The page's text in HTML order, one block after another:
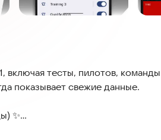
тесты, пилотов,
показывает свежие данные.
✨